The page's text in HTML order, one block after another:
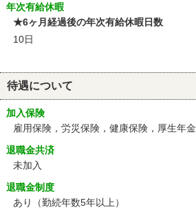
年次有給休暇
★6ヶ月経過後の年次有給休暇日数
10日
待遇について
加入保険
雇用保険，労災保険，健康保険，厚生年金
退職金共済
未加入
退職金制度
あり（勤続年数5年以上）